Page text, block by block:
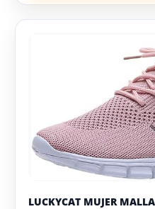
LUCKYCAT MUJER